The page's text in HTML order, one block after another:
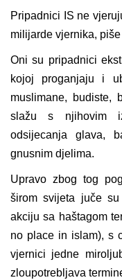
Pripadnici IS ne
milijarde vjernika, piše
Oni su pripadnici
kojoj proganjaju i
muslimane,
slažu s njihovim
odsijecanja glava,
gnusnim djelima.
Upravo zbog tog
širom svijeta juče su
akciju sa haštagom
no place in islam), s
vjernici jedne
zloupotrebljava